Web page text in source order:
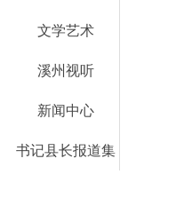
文学艺术
溪州视听
新闻中心
书记县长报道集